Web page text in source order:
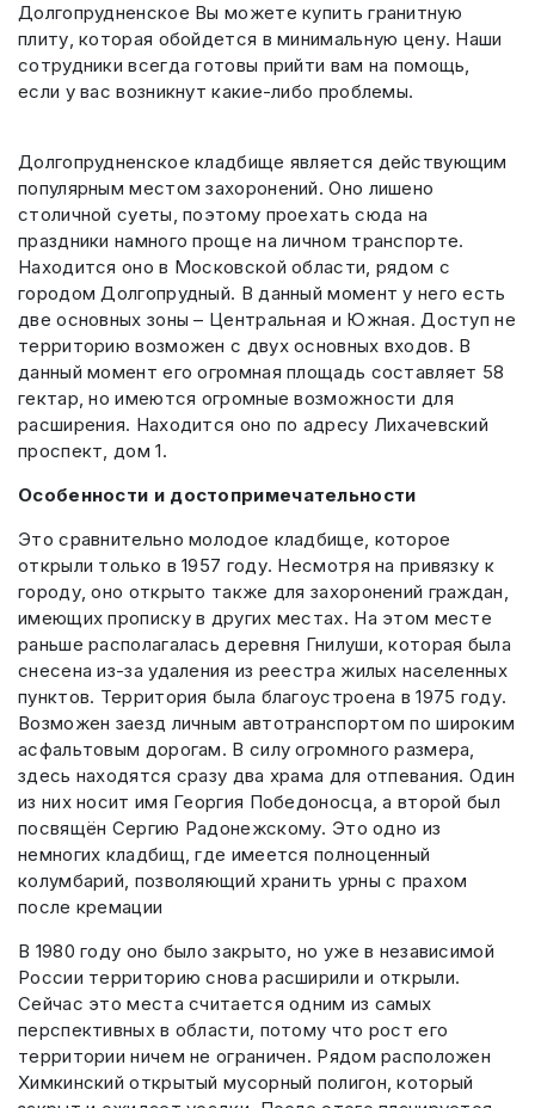
Долгопрудненское Вы можете купить гранитную
плиту, которая обойдется в минимальную цену. Наши
сотрудники всегда готовы прийти вам на помощь,
если у вас возникнут какие-либо проблемы.
Долгопрудненское кладбище является действующим
популярным местом захоронений. Оно лишено
столичной суеты, поэтому проехать сюда на
праздники намного проще на личном транспорте.
Находится оно в Московской области, рядом с
городом Долгопрудный. В данный момент у него есть
две основных зоны – Центральная и Южная. Доступ не
территорию возможен с двух основных входов. В
данный момент его огромная площадь составляет 58
гектар, но имеются огромные возможности для
расширения. Находится оно по адресу Лихачевский
проспект, дом 1.
Особенности и достопримечательности
Это сравнительно молодое кладбище, которое
открыли только в 1957 году. Несмотря на привязку к
городу, оно открыто также для захоронений граждан,
имеющих прописку в других местах. На этом месте
раньше располагалась деревня Гнилуши, которая была
снесена из-за удаления из реестра жилых населенных
пунктов. Территория была благоустроена в 1975 году.
Возможен заезд личным автотранспортом по широким
асфальтовым дорогам. В силу огромного размера,
здесь находятся сразу два храма для отпевания. Один
из них носит имя Георгия Победоносца, а второй был
посвящён Сергию Радонежскому. Это одно из
немногих кладбищ, где имеется полноценный
колумбарий, позволяющий хранить урны с прахом
после кремации
В 1980 году оно было закрыто, но уже в независимой
России территорию снова расширили и открыли.
Сейчас это места считается одним из самых
перспективных в области, потому что рост его
территории ничем не ограничен. Рядом расположен
Химкинский открытый мусорный полигон, который